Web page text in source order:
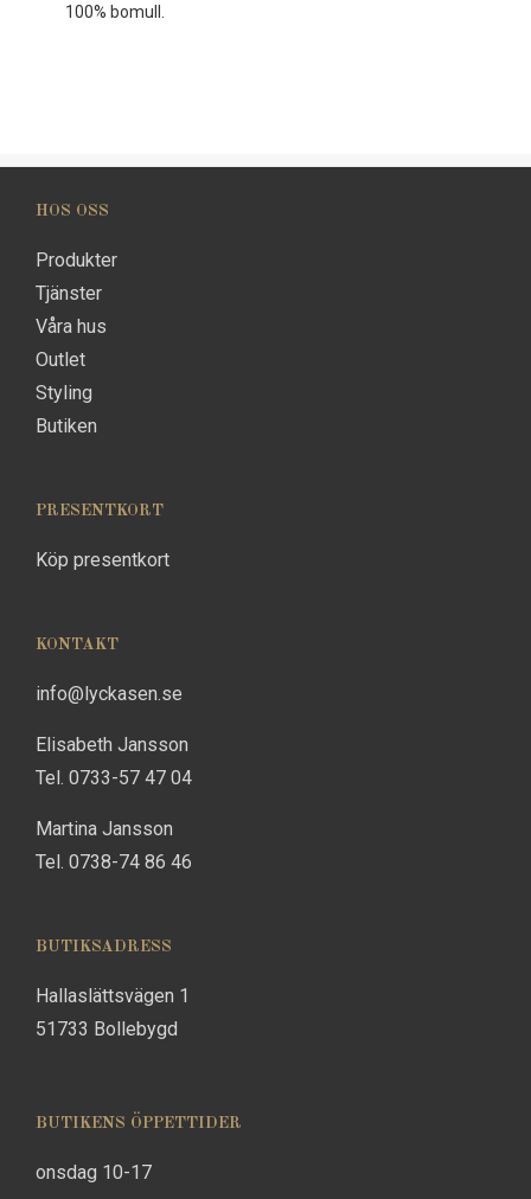
100% bomull.
HOS OSS
Produkter
Tjänster
Våra hus
Outlet
Styling
Butiken
PRESENTKORT
Köp presentkort
KONTAKT
info@lyckasen.se
Elisabeth Jansson
Tel. 0733-57 47 04
Martina Jansson
Tel. 0738-74 86 46
BUTIKSADRESS
Hallaslättsvägen 1
51733 Bollebygd
BUTIKENS ÖPPETTIDER
onsdag 10-17